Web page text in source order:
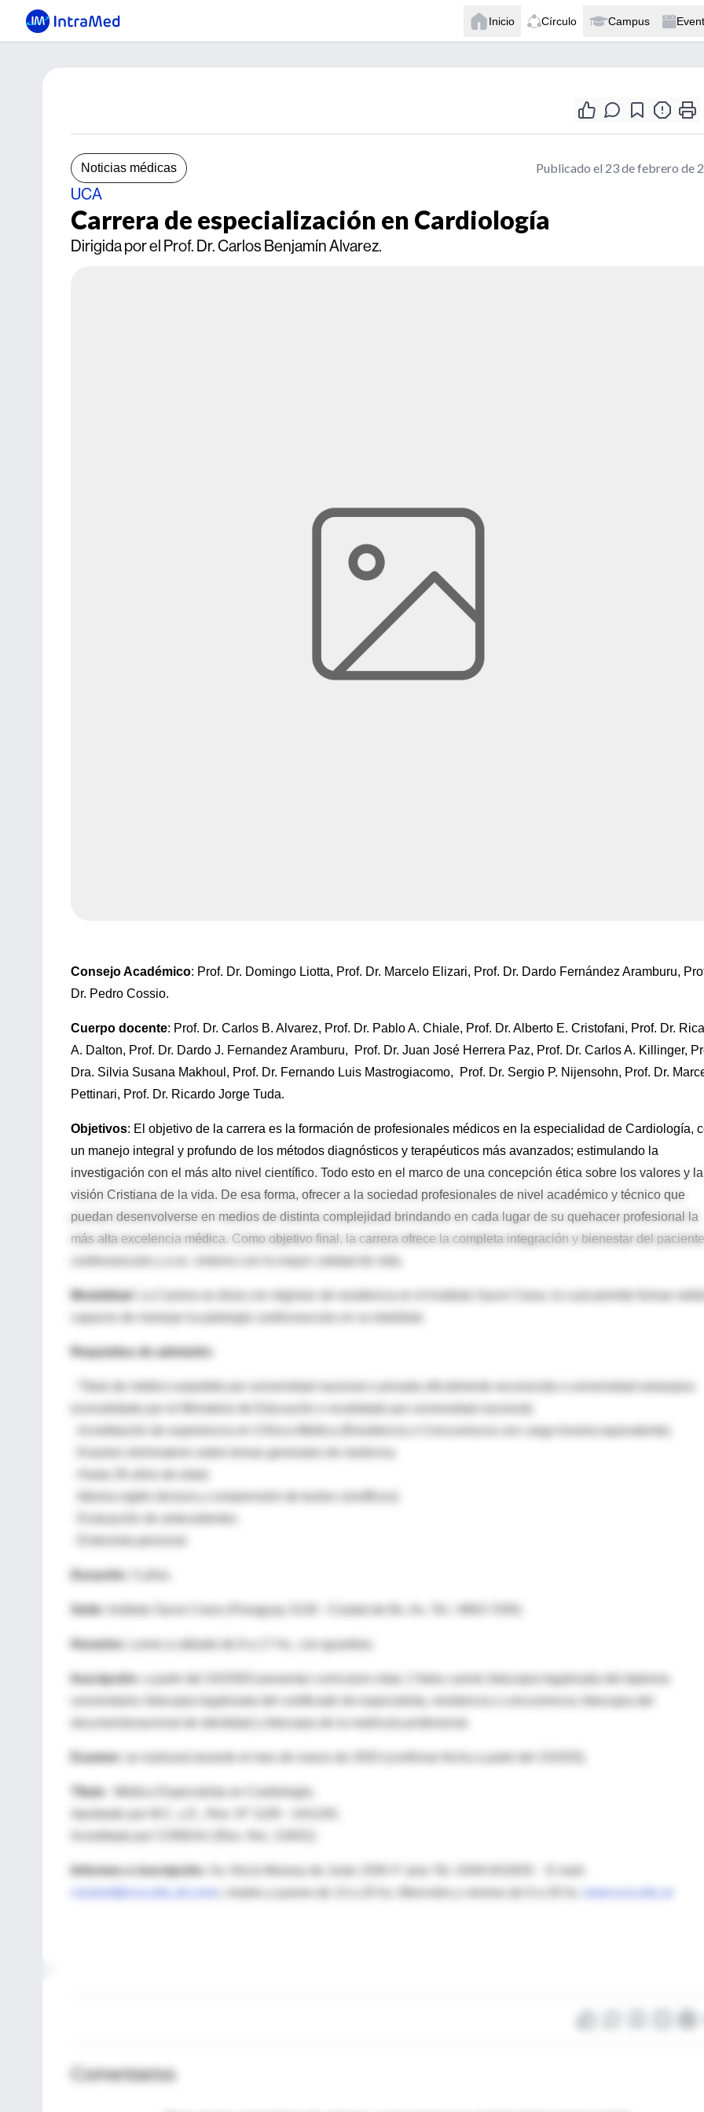
Inicio Círculo Campus
Noticias médicas Publicado el 23 de febrero de
UCA
Carrera de especialización en Cardiología
Dirigida por el Prof. Dr. Carlos Benjamín Alvarez.
Consejo Académico: Prof. Dr. Domingo Liotta, Prof. Dr. Marcelo Elizari, Prof. Dr. Dardo Fernández Aramburu,
Dr. Pedro Cossio.
Cuerpo docente: Prof. Dr. Carlos B. Alvarez, Prof. Dr. Pablo A. Chiale, Prof. Dr. Alberto E. Cristofani, Prof. Dr.
A. Dalton, Prof. Dr. Dardo J. Fernandez Aramburu, Prof. Dr. Juan José Herrera Paz, Prof. Dr. Carlos A. Killinger,
Dra. Silvia Susana Makhoul, Prof. Dr. Fernando Luis Mastrogiacomo, Prof. Dr. Sergio P. Nijensohn, Prof. Dr.
Pettinari, Prof. Dr. Ricardo Jorge Tuda.
Objetivos: El objetivo de la carrera es la formación de profesionales médicos en la especialidad de Cardiología,
un manejo integral y profundo de los métodos diagnósticos y terapéuticos más avanzados; estimulando la
investigación con el más alto nivel científico. Todo esto en el marco de una concepción ética sobre los valores y la
visión Cristiana de la vida. De esa forma, ofrecer a la sociedad profesionales de nivel académico y técnico que
puedan desenvolverse en medios de distinta complejidad brindando en cada lugar de su quehacer profesional la
más alta excelencia médica. Como objetivo final, la carrera ofrece la completa integración y bienestar del paciente
cardiovascular y a su entorno con la mayor calidad de vida.
Modalidad
: La Carrera se dicta con régimen de residencia en el Instituto Sacre Coeur, lo cual permite formar
capaces de manejar la patología cardiovascular en su totalidad.
Requisitos de admisión
· Acreditación de experiencia en Clínica Médica (Residencia o Concurrencia con carga horaria equivalente).
· Examen eliminatorio sobre temas generales de medicina.
· Idioma inglés (lectura y comprensión de textos científicos)
Duración
Sede : Instituto Sacre Coeur (Paraguay 3128 - Ciudad de Bs. As. Tel.: 4963-7200)
Horarios : Lunes a sábado de 8 a 17 hs., con guardias.
Inscripción
: a partir del 3/2/2003 presentar curriculum vitae; 2 fotos carnet; fotocopia legalizada del diploma
universitario; fotocopia legalizada del certificado de especialista, residencia o concurrencia; fotocopia del
Examen
Título
: Médico Especialista en Cardiología.
Informes e inscripción
Comentarios